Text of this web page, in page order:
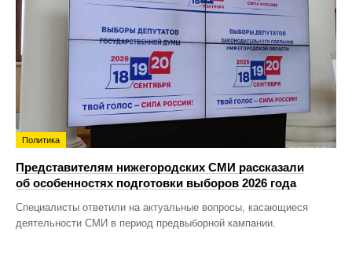
Политика
Представителям нижегородских СМИ рассказали
об особенностях подготовки выборов 2026 года
Специалисты ответили на актуальные вопросы, касающиеся
деятельности СМИ в период предвыборной кампании.